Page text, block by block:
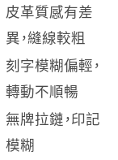
皮革質感有差
異，縫線較粗
刻字模糊偏輕，
轉動不順暢
無牌拉鏈，印記
模糊